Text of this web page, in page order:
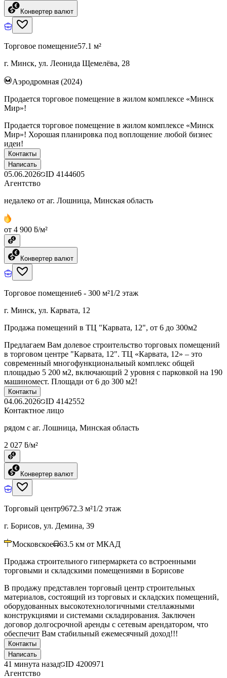
Конвертер валют
Торговое помещение57.1 м²
г. Минск, ул. Леонида Щемелёва, 28
Аэродромная (2024)
Продается торговое помещение в жилом комплексе «Минск
Мир»!
Продается торговое помещение в жилом комплексе «Минск
Мир»! Хорошая планировка под воплощение любой бизнес
идеи!
Контакты
Написать
05.06.2026 ID 4144605
Агентство
недалеко от аг. Лошница, Минская область
от 4 900 ƃ/м²
Конвертер валют
Торговое помещение6 - 300 м²1/2 этаж
г. Минск, ул. Карвата, 12
Продажа помещений в ТЦ "Карвата, 12", от 6 до 300м2
Предлагаем Вам долевое строительство торговых помещений
в торговом центре "Карвата, 12". ТЦ «Карвата, 12» – это
современный многофункциональный комплекс общей
площадью 5 200 м2, включающий 2 уровня с парковкой на 190
машиномест. Площади от 6 до 300 м2!
Контакты
04.06.2026 ID 4142552
Контактное лицо
рядом с аг. Лошница, Минская область
2 027 ƃ/м²
Конвертер валют
Торговый центр9672.3 м²1/2 этаж
г. Борисов, ул. Демина, 39
Московское 63.5 км от МКАД
Продажа строительного гипермаркета со встроенными
торговыми и складскими помещениями в Борисове
В продажу представлен торговый центр строительных
материалов, состоящий из торговых и складских помещений,
оборудованных высокотехнологичными стеллажными
конструкциями и системами складирования. Заключен
договор долгосрочной аренды с сетевым арендатором, что
обеспечит Вам стабильный ежемесячный доход!!!
Контакты
Написать
41 минута назад ID 4200971
Агентство